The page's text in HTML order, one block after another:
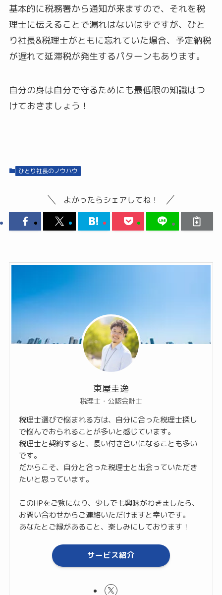
基本的に税務署から通知が来ますので、それを税
理士に伝えることで漏れはないはずですが、ひと
り社長&税理士がともに忘れていた場合、予定納税
が遅れて延滞税が発生するパターンもあります。
自分の身は自分で守るためにも最低限の知識はつ
けておきましょう！
ひとり社長のノウハウ
よかったらシェアしてね！
東屋圭逸
税理士・公認会計士
税理士選びで悩まれる方は、自分に合った税理士探し
で悩んでおられることが多いと感じています。
税理士と契約すると、長い付き合いになることも多い
です。
だからこそ、自分と合った税理士と出会っていただき
たいと思っています。
このHPをご覧になり、少しでも興味がわきましたら、
お問い合わせからご連絡いただけますと幸いです。
あなたとご縁があること、楽しみにしております！
サービス紹介